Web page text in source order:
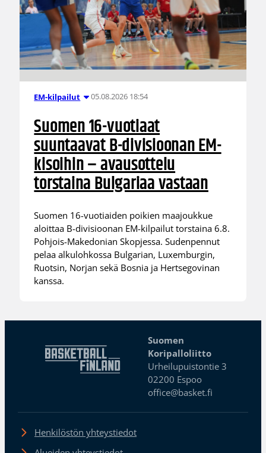
EM-kilpailut 05.08.2026 18:54
Suomen 16-vuotiaat
suuntaavat B-divisioonan EM-
kisoihin – avausottelu
torstaina Bulgariaa vastaan
Suomen 16-vuotiaiden poikien maajoukkue
aloittaa B-divisioonan EM-kilpailut torstaina 6.8.
Pohjois-Makedonian Skopjessa. Sudenpennut
pelaa alkulohkossa Bulgarian, Luxemburgin,
Ruotsin, Norjan sekä Bosnia ja Hertsegovinan
kanssa.
Suomen
Koripalloliitto
Urheilupuistontie 3
02200 Espoo
office@basket.fi
Henkilöstön yhteystiedot